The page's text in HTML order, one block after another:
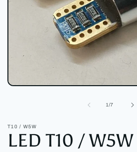
1/
van
7
T10 / W5W
LED T10 / W5W